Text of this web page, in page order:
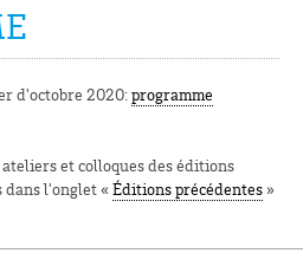
d'octobre 2020:programme
et colloques des éditions
dans l'onglet « Éditions précédentes»